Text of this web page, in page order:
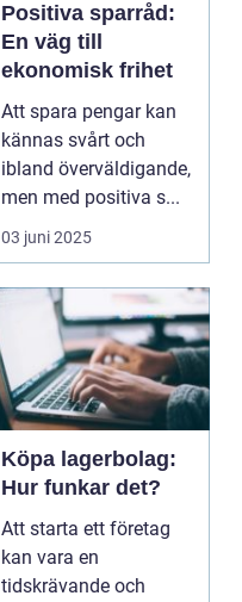
Positiva sparråd:
En väg till
ekonomisk frihet
Att spara pengar kan
kännas svårt och
ibland överväldigande,
men med positiva s...
03 juni 2025
Köpa lagerbolag:
Hur funkar det?
Att starta ett företag
kan vara en
tidskrävande och